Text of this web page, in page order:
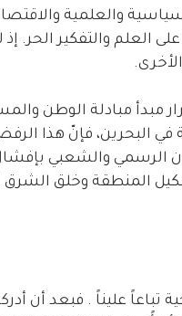
والعلمية
على العلم والتفكير الحر.
مبدأ مبادلة الوطن
في البحرين، فإنّ هذا
الرسمي والشعبي
المنطقة وخلق
عليناً . فبعد أن